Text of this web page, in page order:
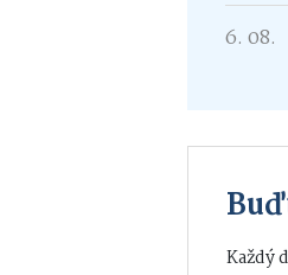
6. 08.
Každý